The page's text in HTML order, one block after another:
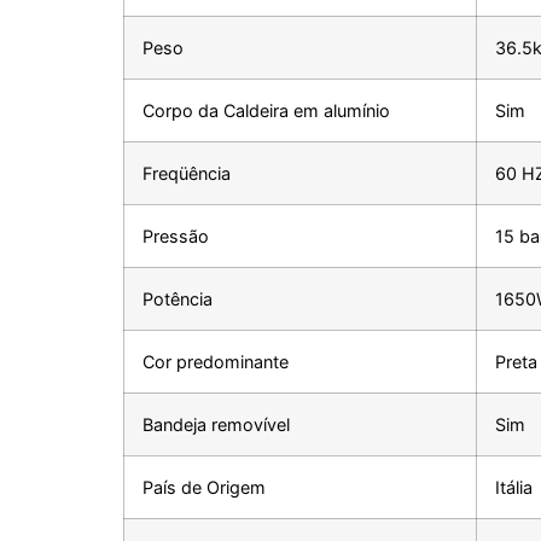
Peso
Corpo da Caldeira em alumínio Sim
Freqüência 60
Pressão 15
Potência
Cor predominante Preta
Bandeja removível Sim
País de Origem Itália